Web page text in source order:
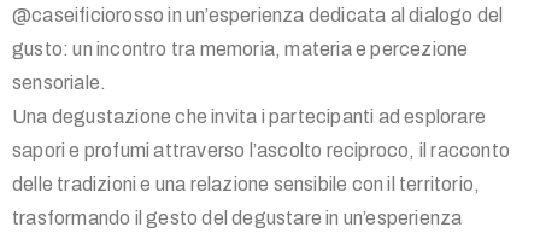
@caseificiorosso in un’esperienza dedicata al dialogo del
gusto: un incontro tra memoria, materia e percezione
sensoriale.
Una degustazione che invita i partecipanti ad esplorare
sapori e profumi attraverso l’ascolto reciproco, il racconto
delle tradizioni e una relazione sensibile con il territorio,
trasformando il gesto del degustare in un’esperienza